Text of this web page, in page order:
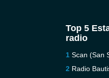
Top 5
radio
Scan (San
Radio